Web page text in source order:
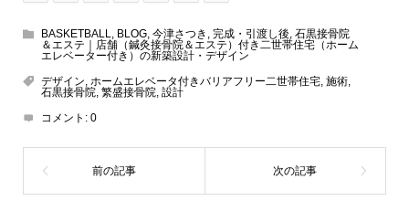
BASKETBALL, BLOG, 今津さつき , 完成・引渡し後, 石黒接骨院
＆エステ｜店舗（鍼灸接骨院＆エステ）付き二世帯住宅（ホーム
エレベーター付き）の新築設計・デザイン
デザイン, ホームエレベータ付きバリアフリー二世帯住宅, 施術,
石黒接骨院, 繁盛接骨院, 設計
コメント: 0